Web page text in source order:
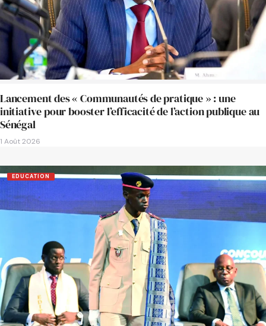
Lancement des « Communautés de pratique » : une
initiative pour booster l’efficacité de l’action publique au
Sénégal
1 Août 2026
EDUCATION